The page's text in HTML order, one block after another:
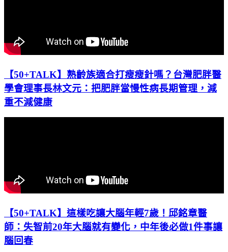
【50+TALK】熟齡族適合打瘦瘦針嗎？台灣肥胖醫
學會理事長林文元：把肥胖當慢性病長期管理，減
重不減健康
【50+TALK】這樣吃讓大腦年輕7歲！邱銘章醫
師：失智前20年大腦就有變化，中年後必做1件事讓
腦回春